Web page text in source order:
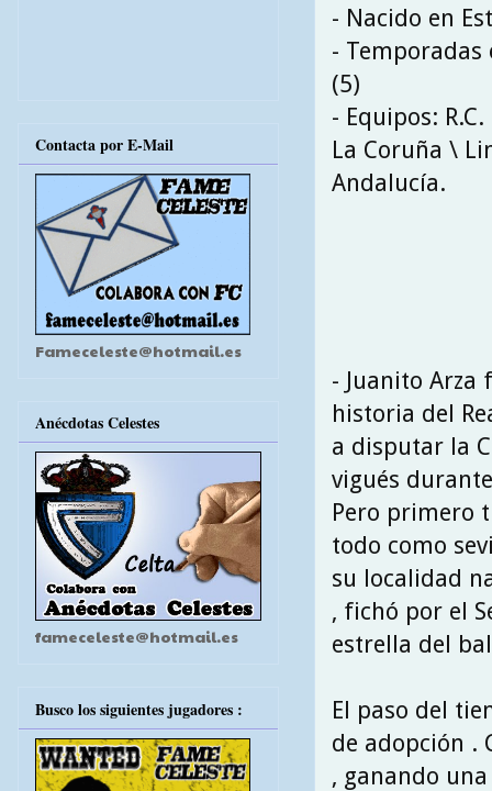
- Nacido en
- Temporadas
(5)
- Equipos:
La Coruña \
Andalucía.
- Juanito
historia del
a disputar la
vigués
Pero primero
todo como
su localidad
, fichó por el
estrella del
El paso del
de adopción .
, ganando
Contacta por E-Mail
Fameceleste@hotmail.es
Anécdotas Celestes
fameceleste@hotmail.es
Busco los siguientes jugadores :